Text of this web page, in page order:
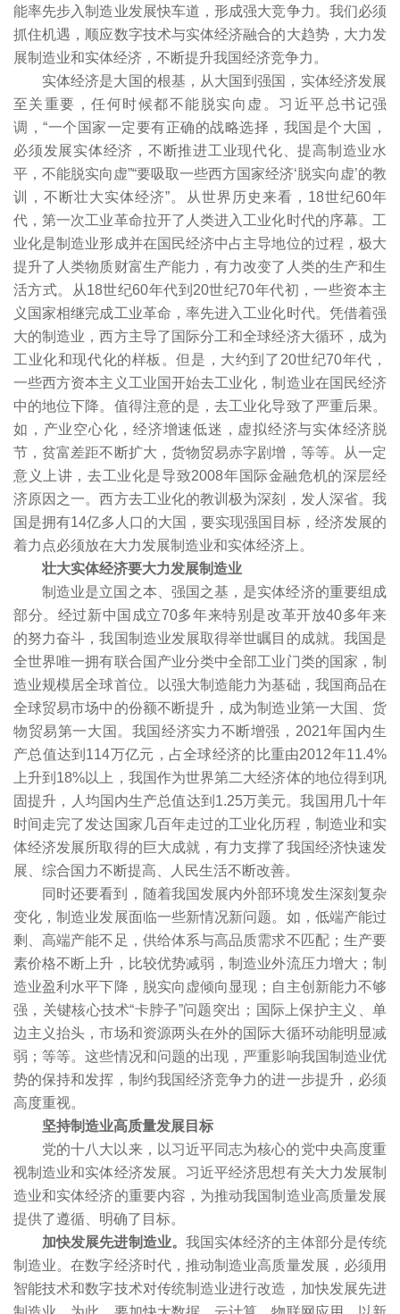
能率先步入制造业发展快车道，形成强大竞争力。我们必须
抓住机遇，顺应数字技术与实体经济融合的大趋势，大力发
展制造业和实体经济，不断提升我国经济竞争力。
实体经济是大国的根基，从大国到强国，实体经济发展
至关重要，任何时候都不能脱实向虚。习近平总书记强
调，“一个国家一定要有正确的战略选择，我国是个大国，
必须发展实体经济，不断推进工业现代化、提高制造业水
平，不能脱实向虚”“要吸取一些西方国家经济‘脱实向虚’的教
训，不断壮大实体经济”。从世界历史来看，18世纪60年
代，第一次工业革命拉开了人类进入工业化时代的序幕。工
业化是制造业形成并在国民经济中占主导地位的过程，极大
提升了人类物质财富生产能力，有力改变了人类的生产和生
活方式。从18世纪60年代到20世纪70年代初，一些资本主
义国家相继完成工业革命，率先进入工业化时代。凭借着强
大的制造业，西方主导了国际分工和全球经济大循环，成为
工业化和现代化的样板。但是，大约到了20世纪70年代，
一些西方资本主义工业国开始去工业化，制造业在国民经济
中的地位下降。值得注意的是，去工业化导致了严重后果。
如，产业空心化，经济增速低迷，虚拟经济与实体经济脱
节，贫富差距不断扩大，货物贸易赤字剧增，等等。从一定
意义上讲，去工业化是导致2008年国际金融危机的深层经
济原因之一。西方去工业化的教训极为深刻，发人深省。我
国是拥有14亿多人口的大国，要实现强国目标，经济发展的
着力点必须放在大力发展制造业和实体经济上。
壮大实体经济要大力发展制造业
制造业是立国之本、强国之基，是实体经济的重要组成
部分。经过新中国成立70多年来特别是改革开放40多年来
的努力奋斗，我国制造业发展取得举世瞩目的成就。我国是
全世界唯一拥有联合国产业分类中全部工业门类的国家，制
造业规模居全球首位。以强大制造能力为基础，我国商品在
全球贸易市场中的份额不断提升，成为制造业第一大国、货
物贸易第一大国。我国经济实力不断增强，2021年国内生
产总值达到114万亿元，占全球经济的比重由2012年11.4%
上升到18%以上，我国作为世界第二大经济体的地位得到巩
固提升，人均国内生产总值达到1.25万美元。我国用几十年
时间走完了发达国家几百年走过的工业化历程，制造业和实
体经济发展所取得的巨大成就，有力支撑了我国经济快速发
展、综合国力不断提高、人民生活不断改善。
同时还要看到，随着我国发展内外部环境发生深刻复杂
变化，制造业发展面临一些新情况新问题。如，低端产能过
剩、高端产能不足，供给体系与高品质需求不匹配；生产要
素价格不断上升，比较优势减弱，制造业外流压力增大；制
造业盈利水平下降，脱实向虚倾向显现；自主创新能力不够
强，关键核心技术“卡脖子”问题突出；国际上保护主义、单
边主义抬头，市场和资源两头在外的国际大循环动能明显减
弱；等等。这些情况和问题的出现，严重影响我国制造业优
势的保持和发挥，制约我国经济竞争力的进一步提升，必须
高度重视。
坚持制造业高质量发展目标
党的十八大以来，以习近平同志为核心的党中央高度重
视制造业和实体经济发展。习近平经济思想有关大力发展制
造业和实体经济的重要内容，为推动我国制造业高质量发展
提供了遵循、明确了目标。
加快发展先进制造业。 我国实体经济的主体部分是传统
制造业。在数字经济时代，推动制造业高质量发展，必须用
智能技术和数字技术对传统制造业进行改造，加快发展先进